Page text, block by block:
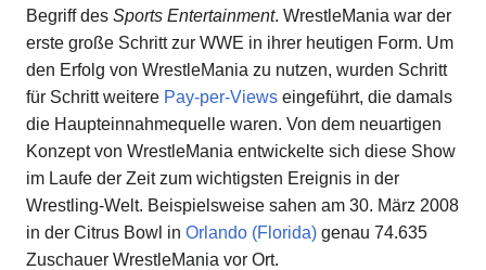
Begriff des Sports Entertainment. WrestleMania war der
erste große Schritt zur WWE in ihrer heutigen Form. Um
den Erfolg von WrestleMania zu nutzen, wurden Schritt
für Schritt weitere Pay-per-Views eingeführt, die damals
die Haupteinnahmequelle waren. Von dem neuartigen
Konzept von WrestleMania entwickelte sich diese Show
im Laufe der Zeit zum wichtigsten Ereignis in der
Wrestling-Welt. Beispielsweise sahen am 30. März 2008
in der Citrus Bowl in Orlando (Florida) genau 74.635
Zuschauer WrestleMania vor Ort.